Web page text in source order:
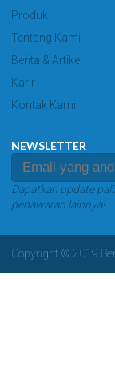
Produk
Tentang Kami
Berita & Artikel
Karir
Kontak Kami
NEWSLETTER
Dapatkan update
penawaran lainnya!
Copyright © 2019